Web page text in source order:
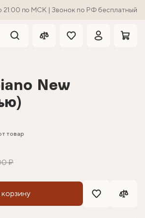
21:00 по МСК | Звонок по РФ бесплатный
New
товар
₽